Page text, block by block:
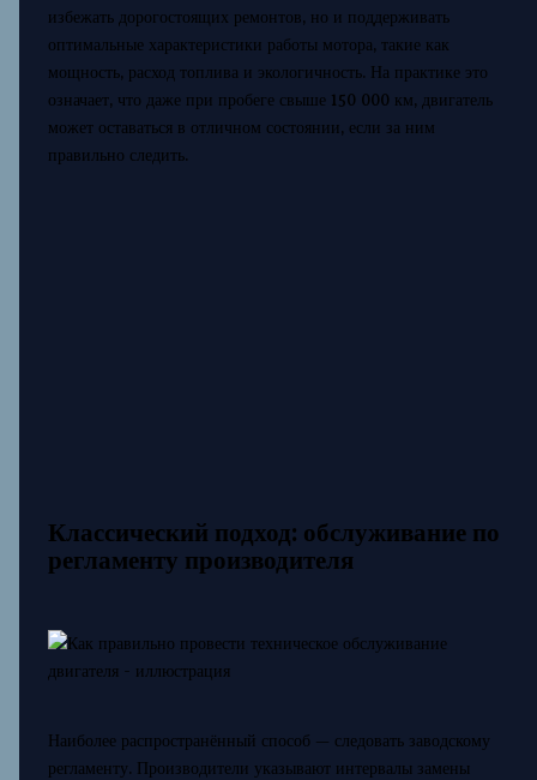
избежать дорогостоящих ремонтов, но и поддерживать
оптимальные характеристики работы мотора, такие как
мощность, расход топлива и экологичность. На практике это
означает, что даже при пробеге свыше 150 000 км, двигатель
может оставаться в отличном состоянии, если за ним
правильно следить.
Классический подход: обслуживание по
регламенту производителя
Наиболее распространённый способ — следовать заводскому
регламенту. Производители указывают интервалы замены